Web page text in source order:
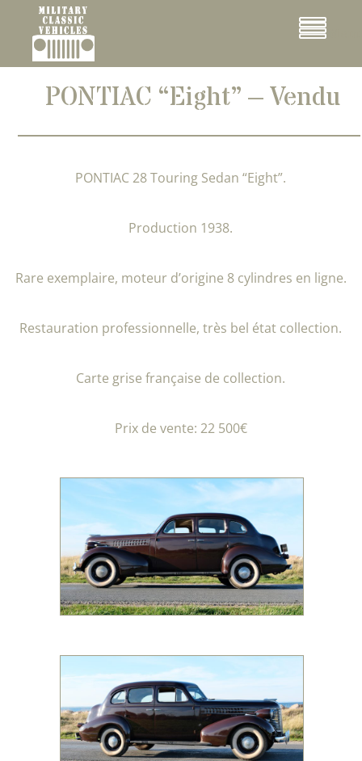
Menu
PONTIAC “Eight” – Vendu
PONTIAC 28 Touring Sedan “Eight”.
Production 1938.
Rare exemplaire, moteur d’origine 8 cylindres en ligne.
Restauration professionnelle, très bel état collection.
Carte grise française de collection.
Prix de vente: 22 500€
Cookies management panel